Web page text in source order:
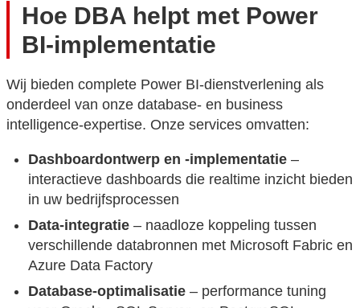
Hoe DBA helpt met Power
BI-implementatie
Wij bieden complete Power BI-dienstverlening als
onderdeel van onze database- en business
intelligence-expertise. Onze services omvatten:
Dashboardontwerp en -implementatie –
interactieve dashboards die realtime inzicht bieden
in uw bedrijfsprocessen
Data-integratie – naadloze koppeling tussen
verschillende databronnen met Microsoft Fabric en
Azure Data Factory
Database-optimalisatie – performance tuning